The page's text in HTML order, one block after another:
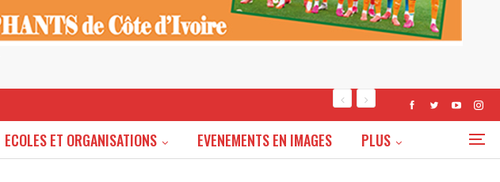
ECOLES ET ORGANISATIONS EVENEMENTS EN IMAGES PLUS